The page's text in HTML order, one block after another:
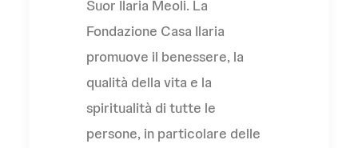
Suor Ilaria Meoli. La
Fondazione Casa Ilaria
promuove il benessere, la
qualità della vita e la
spiritualità di tutte le
persone, in particolare delle